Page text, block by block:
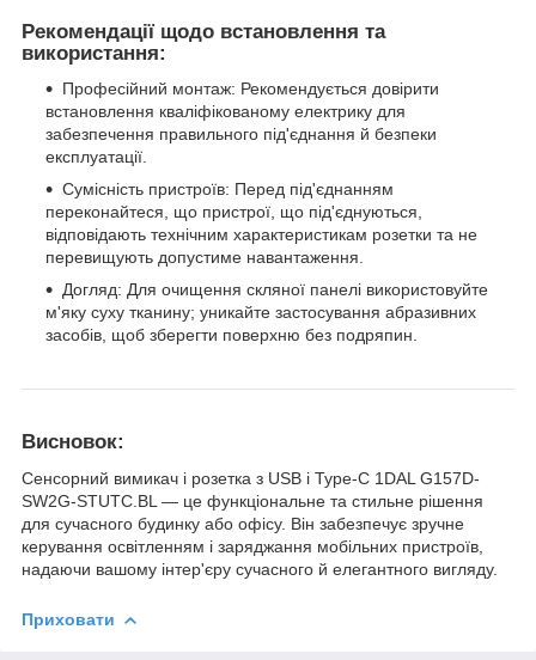
Рекомендації щодо встановлення та
використання:
Професійний монтаж: Рекомендується довірити
встановлення кваліфікованому електрику для
забезпечення правильного під'єднання й безпеки
експлуатації.
Сумісність пристроїв: Перед під'єднанням
переконайтеся, що пристрої, що під'єднуються,
відповідають технічним характеристикам розетки та не
перевищують допустиме навантаження.
Догляд: Для очищення скляної панелі використовуйте
м'яку суху тканину; уникайте застосування абразивних
засобів, щоб зберегти поверхню без подряпин.
Висновок:
Сенсорний вимикач і розетка з USB і Type-C 1DAL G157D-
SW2G-STUTC.BL — це функціональне та стильне рішення
для сучасного будинку або офісу. Він забезпечує зручне
керування освітленням і заряджання мобільних пристроїв,
надаючи вашому інтер'єру сучасного й елегантного вигляду.
Приховати